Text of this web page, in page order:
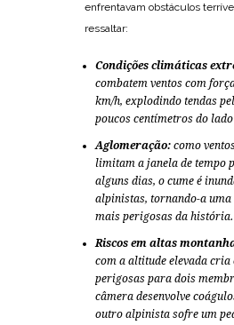
enfrentavam obstáculos
ressaltar:
Condições climáticas
combatem ventos com
km/h, explodindo tendas
poucos centímetros do
Aglomeração: como
limitam a janela de tempo
alguns dias, o cume é
alpinistas, tornando-a uma
mais perigosas da história.
Riscos em altas
com a altitude elevada
perigosas para dois
câmera desenvolve
outro alpinista sofre um